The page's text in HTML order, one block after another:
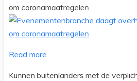
om coronamaatregelen
Read more
Kunnen buitenlanders met de